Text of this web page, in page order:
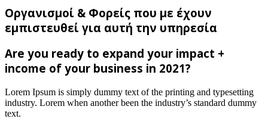
Οργανισμοί & Φορείς που με έχουν
εμπιστευθεί για αυτή την υπηρεσία
Are you ready to expand your impact +
income of your business in 2021?
Lorem Ipsum is simply dummy text of the printing and typesetting
industry. Lorem when another been the industry’s standard dummy
text.